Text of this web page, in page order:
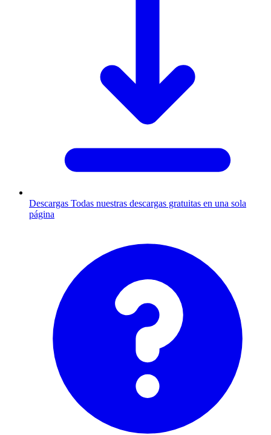
Descargas Todas nuestras descargas gratuitas en una sola
página